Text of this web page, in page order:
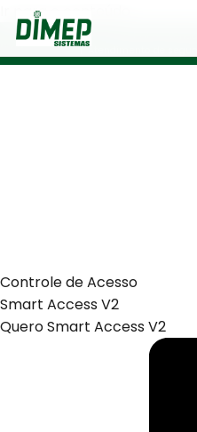
Ir para o conteúdo
| Atendimento de
Controle de Acesso
Smart Access V2
Quero Smart Access V2